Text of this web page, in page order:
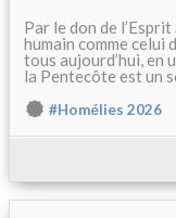
Par le don de
humain comme celui
tous aujourd’hui, en
la Pentecôte est un
#Homélies 2026